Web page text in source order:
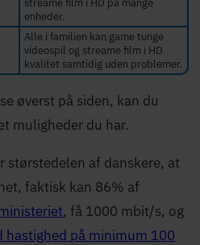
streame film i HD på mange
enheder.
Alle i familien kan game tunge
videospil og streame film i HD
kvalitet samtidig uden problemer.
øverst på siden, kan du
muligheder du har.
størstedelen af danskere, at
faktisk kan 86% af
, få 1000 mbit/s, og
hastighed på minimum 100